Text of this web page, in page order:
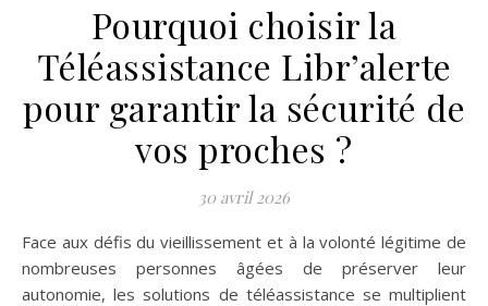
Pourquoi choisir la
Téléassistance Libr’alerte
pour garantir la sécurité de
vos proches ?
30 avril 2026
Face aux défis du vieillissement et à la volonté légitime de
nombreuses personnes âgées de préserver leur
autonomie, les solutions de téléassistance se multiplient